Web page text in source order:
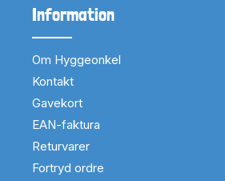
Information
Om Hyggeonkel
Kontakt
Gavekort
EAN-faktura
Returvarer
Fortryd ordre